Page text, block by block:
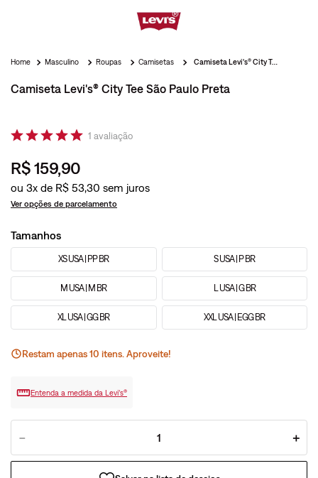
Masculino Roupas Camisetas Camiseta Levi's® City Tee São Paulo Preta
Camiseta Levi's® City Tee São Paulo Preta
1 avaliação
R$159,90
ou 3x de R$ 53,30
Ver opções de parcelamento
Tamanhos
XS USA | PP BR S USA | P BR
M USA | M BR L USA | G BR
XL USA | GG BR XXL USA | EGG BR
Restam apenas10 itens. Aproveite!
Entenda a medida da Levi’s®
＋
－